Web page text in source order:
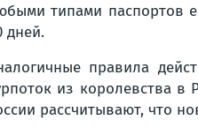
типами паспортов
дней.
правила
из королевства
рассчитывают, что